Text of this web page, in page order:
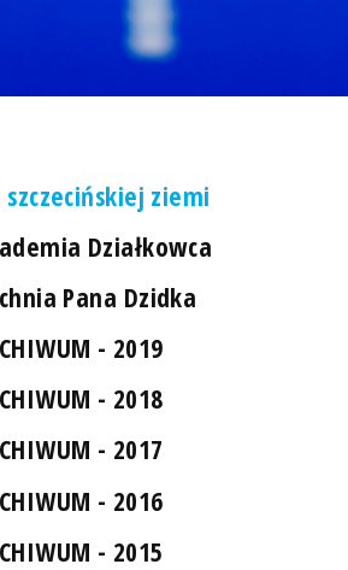
szczecińskiej ziemi
Działkowca
Pana Dzidka
- 2019
- 2018
- 2017
- 2016
- 2015